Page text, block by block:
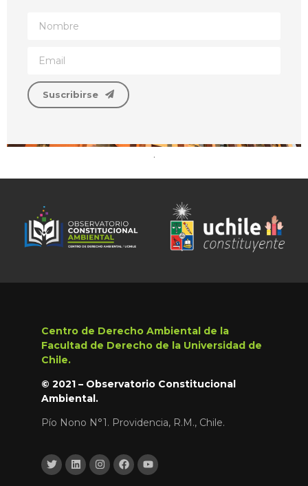
Suscribirse
.
Centro de Derecho Ambiental de la
Facultad de Derecho de la Universidad de
Chile.
© 2021 – Observatorio Constitucional
Ambiental.
Pío Nono N°1. Providencia, R.M., Chile.